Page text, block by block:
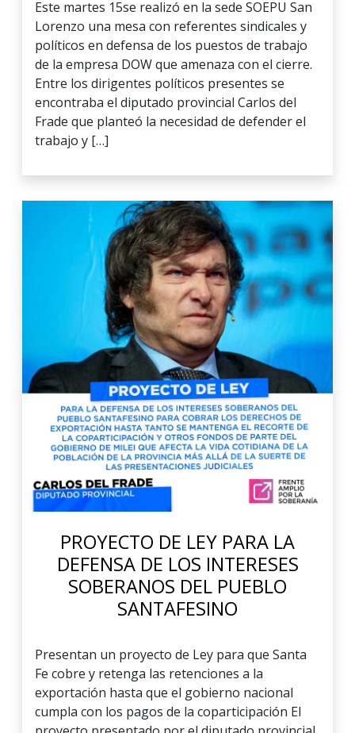
Este martes 15se realizó en la sede SOEPU San
Lorenzo una mesa con referentes sindicales y
políticos en defensa de los puestos de trabajo
de la empresa DOW que amenaza con el cierre.
Entre los dirigentes políticos presentes se
encontraba el diputado provincial Carlos del
Frade que planteó la necesidad de defender el
trabajo y […]
PROYECTO DE LEY PARA LA
DEFENSA DE LOS INTERESES
SOBERANOS DEL PUEBLO
SANTAFESINO
Presentan un proyecto de Ley para que Santa
Fe cobre y retenga las retenciones a la
exportación hasta que el gobierno nacional
cumpla con los pagos de la coparticipación El